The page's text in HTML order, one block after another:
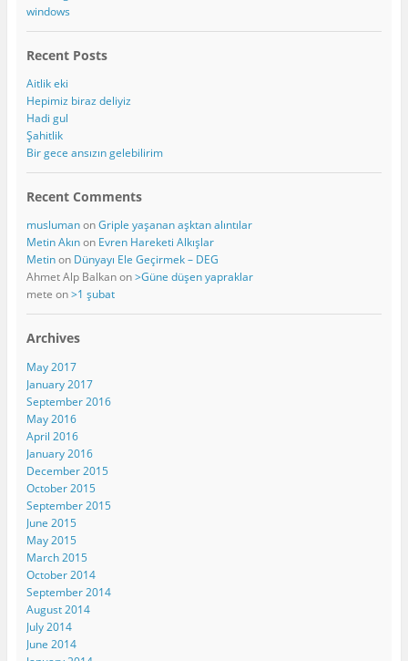
windows
Recent Posts
Aitlik eki
Hepimiz biraz deliyiz
Hadi gul
Şahitlik
Bir gece ansızın gelebilirim
Recent Comments
muslumanonGriple yaşanan aşktan alıntılar
Metin Akınon Evren Hareketi Alkışlar
Metinon Dünyayı Ele Geçirmek – DEG
Ahmet Alp Balkanon>Güne düşen yapraklar
mete on>1 şubat
Archives
May 2017
January 2017
September 2016
May 2016
April 2016
January 2016
December 2015
October 2015
September 2015
June 2015
May 2015
March 2015
October 2014
September 2014
August 2014
July 2014
June 2014